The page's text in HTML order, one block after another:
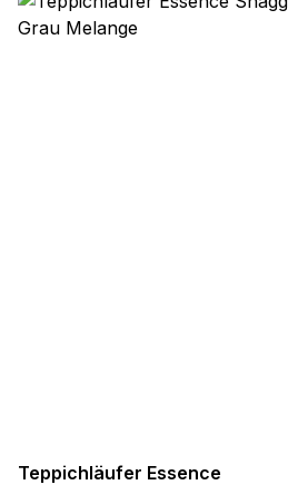
Teppichläufer Essence